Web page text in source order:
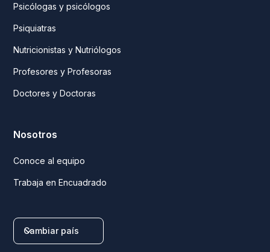
Psicólogas y psicólogos
Psiquiatras
Nutricionistas y Nutriólogos
Profesores y Profesoras
Doctores y Doctoras
Nosotros
Conoce al equipo
Trabaja en Encuadrado
Cambiar país